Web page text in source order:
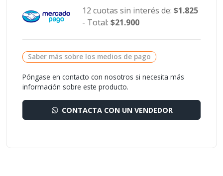
12 cuotas sin interés de: $1.825
- Total: $21.900
Saber más sobre los medios de pago
Póngase en contacto con nosotros si necesita más
información sobre este producto.
CONTACTA CON UN VENDEDOR